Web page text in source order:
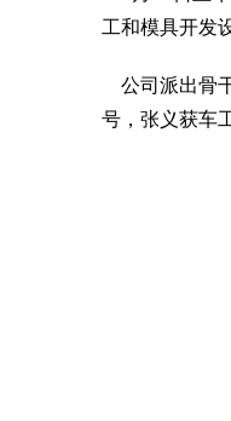
工和模具开发
公司派出骨
号，张义获车